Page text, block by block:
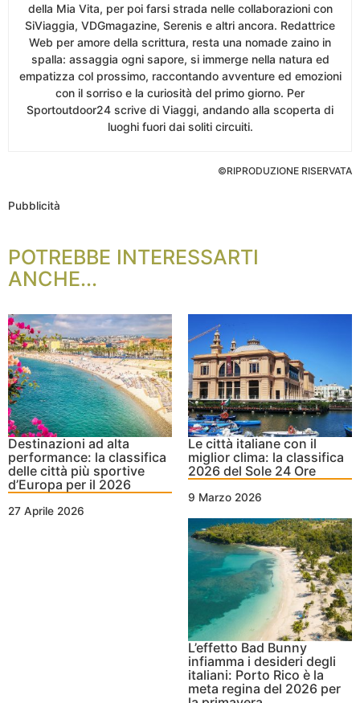
della Mia Vita, per poi farsi strada nelle collaborazioni con
SiViaggia, VDGmagazine, Serenis e altri ancora. Redattrice
Web per amore della scrittura, resta una nomade zaino in
spalla: assaggia ogni sapore, si immerge nella natura ed
empatizza col prossimo, raccontando avventure ed emozioni
con il sorriso e la curiosità del primo giorno. Per
Sportoutdoor24 scrive di Viaggi, andando alla scoperta di
luoghi fuori dai soliti circuiti.
©RIPRODUZIONE RISERVATA
Pubblicità
POTREBBE INTERESSARTI
ANCHE...
Destinazioni ad alta
performance: la classifica
delle città più sportive
d’Europa per il 2026
27 Aprile 2026
Le città italiane con il
miglior clima: la classifica
2026 del Sole 24 Ore
9 Marzo 2026
L’effetto Bad Bunny
infiamma i desideri degli
italiani: Porto Rico è la
meta regina del 2026 per